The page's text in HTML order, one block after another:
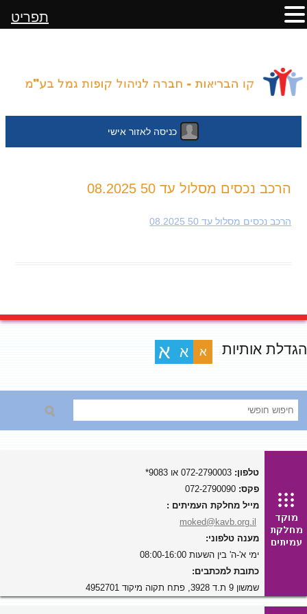
כניסה לאזור אישי
לתוכן הרכב נכסים מסלול עד 50 08.2025
הרכב נכסים מסלול עד 50 08.2025
הגדלת אותיות א א א
טלפון:
פקס:
מייל מחלקת העמיתים :
moked@kavb.org.il
מענה טלפוני:
ימי א'-ה' בין השעות 08:00-16:00
כתובת למכתבים:
שמשון 9 ת.ד 3928, פתח תקוה מיקוד 4952701
תפריט